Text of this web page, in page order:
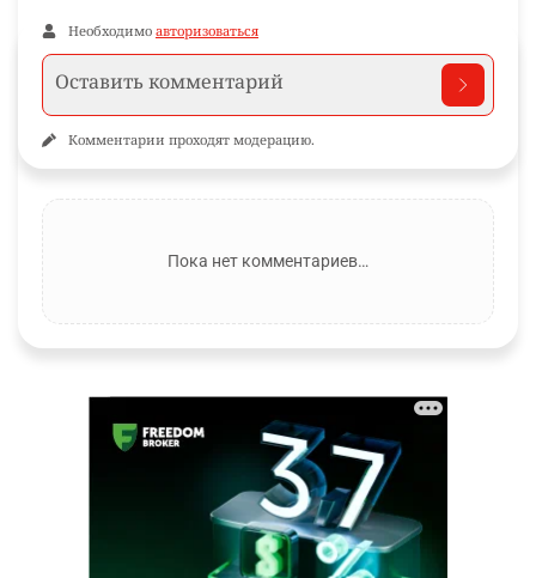
Необходимо авторизоваться
Комментарии проходят модерацию.
Пока нет комментариев…